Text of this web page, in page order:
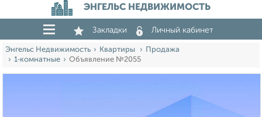
ЭНГЕЛЬС НЕДВИЖИМОСТЬ
Закладки Личный кабинет
Энгельс Недвижимость Квартиры
Продажа
1‑комнатные
Объявление №2055